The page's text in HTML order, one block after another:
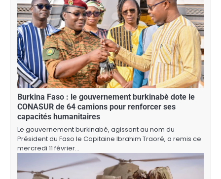
Burkina Faso : le gouvernement burkinabè dote le
CONASUR de 64 camions pour renforcer ses
capacités humanitaires
Le gouvernement burkinabè, agissant au nom du
Président du Faso le Capitaine Ibrahim Traoré, a remis ce
mercredi 11 février…